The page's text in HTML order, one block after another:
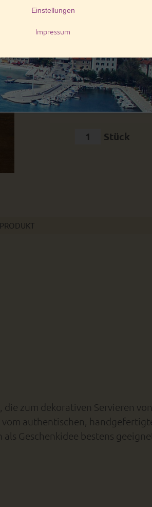
7,95 EUR
Art. Nr.:
10909
Stück
zum dekorativen Servieren
authentischen,
Geschenkidee bestens